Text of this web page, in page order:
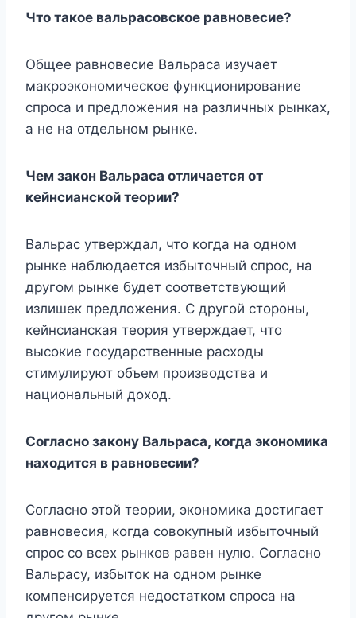
Что такое вальрасовское равновесие?
Общее равновесие Вальраса изучает
макроэкономическое функционирование
спроса и предложения на различных рынках,
а не на отдельном рынке.
Чем закон Вальраса отличается от
кейнсианской теории?
Вальрас утверждал, что когда на одном
рынке наблюдается избыточный спрос, на
другом рынке будет соответствующий
излишек предложения. С другой стороны,
кейнсианская теория утверждает, что
высокие государственные расходы
стимулируют объем производства и
национальный доход.
Согласно закону Вальраса, когда экономика
находится в равновесии?
Согласно этой теории, экономика достигает
равновесия, когда совокупный избыточный
спрос со всех рынков равен нулю. Согласно
Вальрасу, избыток на одном рынке
компенсируется недостатком спроса на